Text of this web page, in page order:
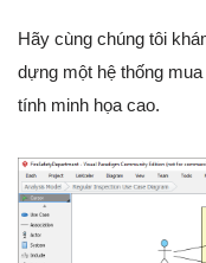
Hãy cùng chúng tôi
dựng một hệ thống
tính minh họa cao.